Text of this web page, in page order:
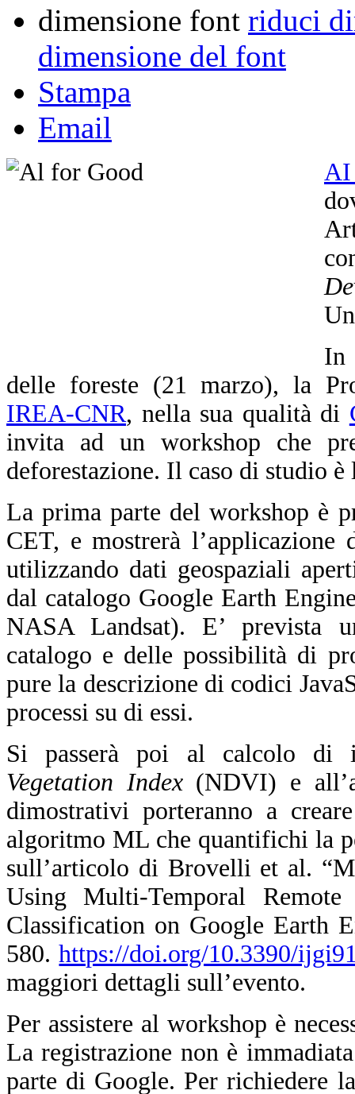
dimensione font riduci
dimensione del font
Stampa
Email
In
delle foreste (21 marzo), la
IREA-CNR, nella sua qualità di
invita ad un workshop che
deforestazione. Il caso di studio
La prima parte del workshop è
CET, e mostrerà
utilizzando dati geospaziali
dal catalogo Google Earth
NASA Landsat). E’ prevista
catalogo e delle possibilità di
pure la descrizione di codici
processi su di essi.
Si passerà poi al calcolo
Vegetation Index(NDVI) e
dimostrativi porteranno a
algoritmo ML che quantifichi la
sull’articolo di Brovelli et al.
Using Multi-Temporal
Classification on Google Earth
580.https://doi.org/10.3390/
maggiori dettagli sull’evento.
Per assistere al workshop è
La registrazione non è
parte di Google. Per richiedere